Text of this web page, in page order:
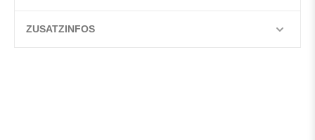
ZUSATZINFOS